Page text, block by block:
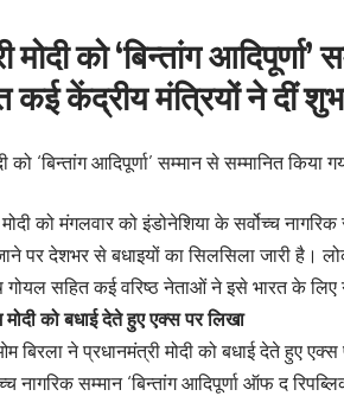
मोदी को ‘बिन्तांग
कई केंद्रीय मंत्रियों ने दीं
को मंगलवार को इंडोनेशिया के सर्वोच्च
पर देशभर से बधाइयों का सिलसिला जारी है।
गोयल सहित कई वरिष्ठ नेताओं ने इसे भारत के लिए
को बधाई देते हुए एक्स पर लिखा
बिरला ने प्रधानमंत्री मोदी को बधाई देते हुए एक्स
नागरिक सम्मान ‘बिन्तांग आदिपूर्णा ऑफ द